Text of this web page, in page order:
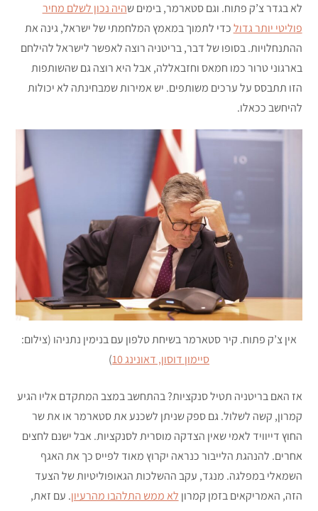
לא בגדר צ’ק פתוח. וגם סטארמר, בימים שהיה נכון לשלם מחיר
פוליטי יותר גדולכדי לתמוך במאמץ המלחמתי של ישראל, גינה את
ההתנחלויות. בסופו של דבר, בריטניה רוצה לאפשר לישראל להילחם
בארגוני טרור כמו חמאס וחזבאללה, אבל היא רוצה גם שהשותפות
הזו תתבסס על ערכים משותפים. יש אמירות שמבחינתה לא יכולות
להיחשב ככאלו.
אין צ’ק פתוח. קיר סטארמר בשיחת טלפון עם בנימין נתניהו (צילום:
סיימון דוסון, דאונינג 10
)
אז האם בריטניה תטיל סנקציות? בהתחשב במצב המתקדם אליו הגיע
קמרון, קשה לשלול. גם ספק שניתן לשכנע את סטארמר או את שר
החוץ דייוויד לאמי שאין הצדקה מוסרית לסנקציות. אבל ישנם לחצים
אחרים. להנהגת הלייבור כנראה יקרוץ מאוד לפייס כך את האגף
השמאלי במפלגה. מנגד, עקב ההשלכות הגאופוליטיות של הצעד
הזה, האמריקאים בזמן קמרון לא ממש התלהבו מהרעיון. עם זאת,